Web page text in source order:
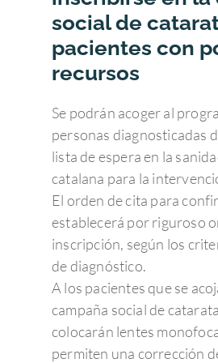
social de
pacientes con
recursos
Se podrán acoger al
personas diagnosticadas
lista de espera en la
catalana para la
El orden de cita para
establecerá por riguroso
inscripción, según los
de diagnóstico.
A los pacientes que se
campaña social de
colocarán lentes
permiten una corrección